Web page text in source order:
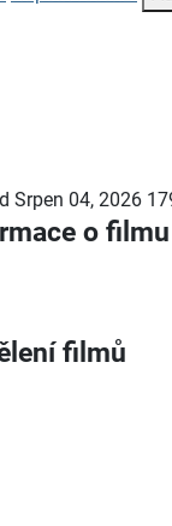
Srpen 04, 2026
o filmu
filmů